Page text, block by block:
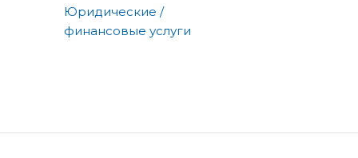
Юридические /
финансовые услуги